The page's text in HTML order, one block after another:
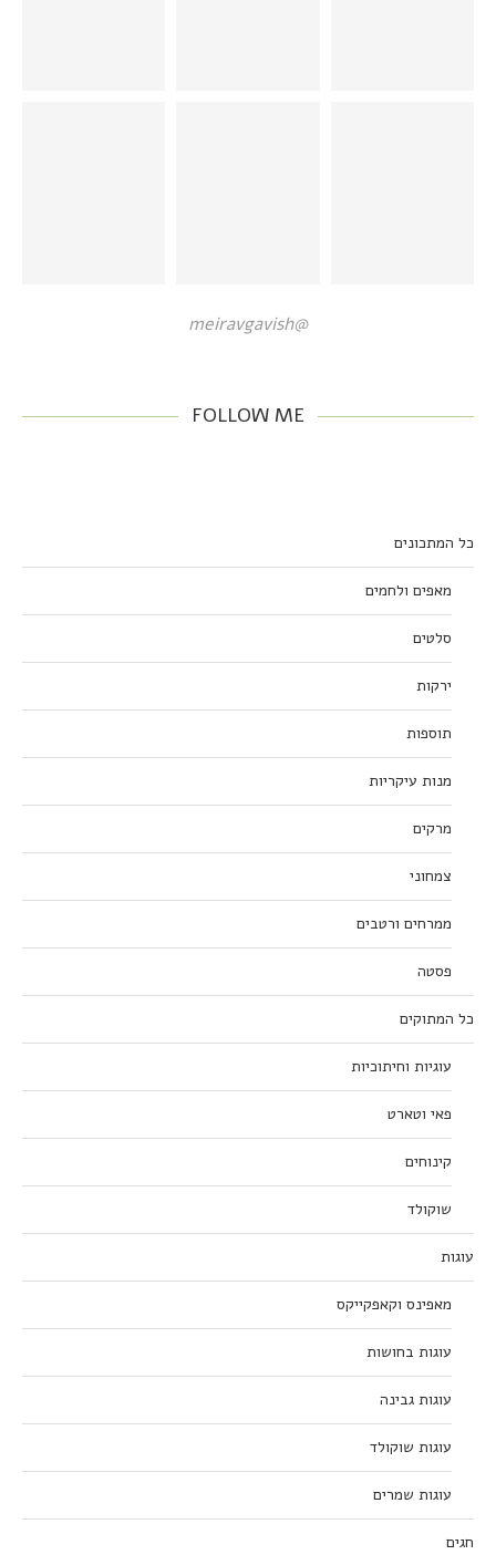
@meiravgavish
FOLLOW ME
כל המתכונים
מאפים ולחמים
סלטים
ירקות
תוספות
מנות עיקריות
מרקים
צמחוני
ממרחים ורטבים
פסטה
כל המתוקים
עוגיות וחיתוכיות
פאי וטארט
קינוחים
שוקולד
עוגות
מאפינס וקאפקייקס
עוגות בחושות
עוגות גבינה
עוגות שוקולד
עוגות שמרים
חגים